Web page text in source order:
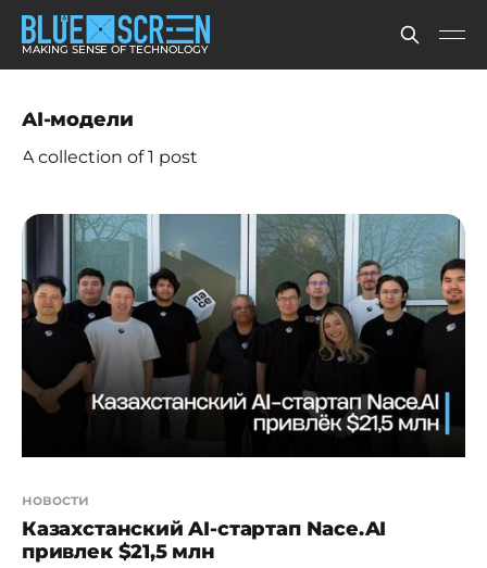
MAKING SENSE OF TECHNOLOGY
AI-модели
A collection of 1 post
новости
Казахстанский AI-стартап Nace.AI
привлек $21,5 млн